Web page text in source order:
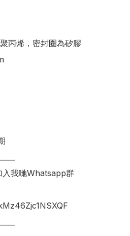
丙烯，密封圈為矽膠
入我哋Whatsapp群